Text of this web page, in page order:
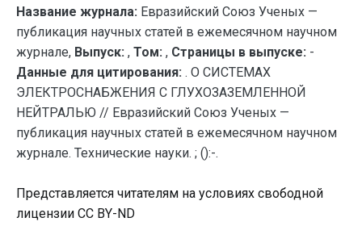
Название журнала: Евразийский Союз Ученых —
публикация научных статей в ежемесячном научном
журнале, Выпуск: , Том: , Страницы в выпуске: -
Данные для цитирования: . О СИСТЕМАХ
ЭЛЕКТРОСНАБЖЕНИЯ С ГЛУХОЗАЗЕМЛЕННОЙ
НЕЙТРАЛЬЮ // Евразийский Союз Ученых —
публикация научных статей в ежемесячном научном
журнале. Технические науки. ; ():-.
Представляется читателям на условиях свободной
лицензии CC BY-ND